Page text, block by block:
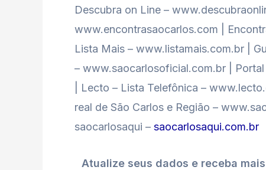
Descubra on Line –
www.encontrasaocarlos.com |
Lista Mais – www.listamais.com.br |
– www.saocarlosoficial.com.br |
| Lecto – Lista Telefônica –
real de São Carlos e Região –
saocarlosaqui – saocarlosaqui.com.br
Atualize seus dados e receba